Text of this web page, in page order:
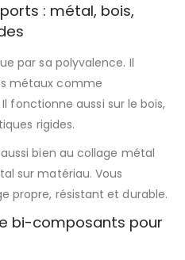
: métal, bois,
par sa polyvalence. Il
métaux comme
Il fonctionne aussi sur le bois,
rigides.
bien au collage métal
sur matériau. Vous
propre, résistant et durable.
bi-composants pour